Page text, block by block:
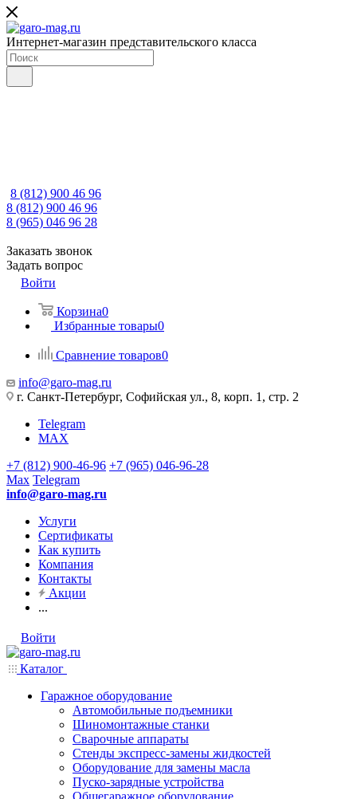
Интернет-магазин представительского класса
8 (812) 900 46 96
8 (812) 900 46 96
8 (965) 046 96 28
Заказать звонок
Задать вопрос
Войти
Корзина0
Избранные товары0
Сравнение товаров0
info@garo-mag.ru
г. Санкт-Петербург, Софийская ул., 8, корп. 1, стр. 2
Telegram
MAX
+7 (812) 900-46-96 +7 (965) 046-96-28
Max Telegram
info@garo-mag.ru
Услуги
Сертификаты
Как купить
Компания
Контакты
Акции
...
Войти
Каталог
Гаражное оборудование
Автомобильные подъемники
Шиномонтажные станки
Сварочные аппараты
Стенды экспресс-замены жидкостей
Оборудование для замены масла
Пуско-зарядные устройства
Общегаражное оборудование